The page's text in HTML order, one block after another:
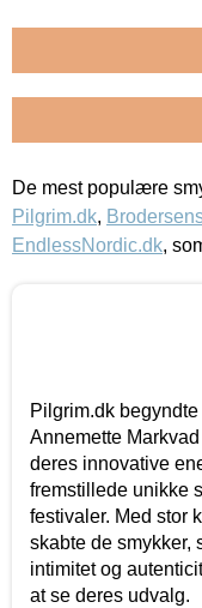
De mest populære
Pilgrim.dk,
EndlessNordic.dk,
Pilgrim.dk
Annemette
deres innovative
fremstillede unikke
festivaler. Med stor
skabte de smykker,
intimitet og
at se deres udvalg.